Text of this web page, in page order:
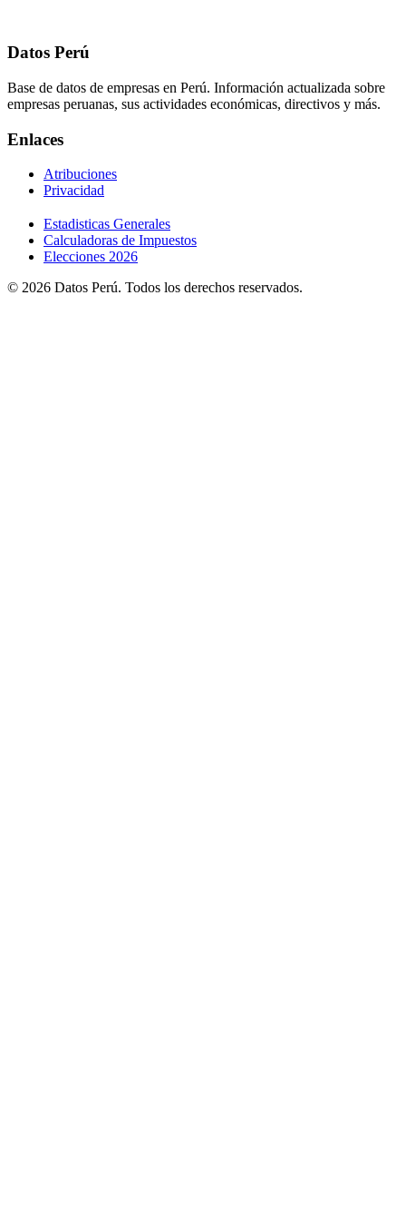
Datos Perú
Base de datos de empresas en Perú. Información actualizada sobre
empresas peruanas, sus actividades económicas, directivos y más.
Enlaces
Atribuciones
Privacidad
Estadisticas Generales
Calculadoras de Impuestos
Elecciones 2026
© 2026 Datos Perú. Todos los derechos reservados.